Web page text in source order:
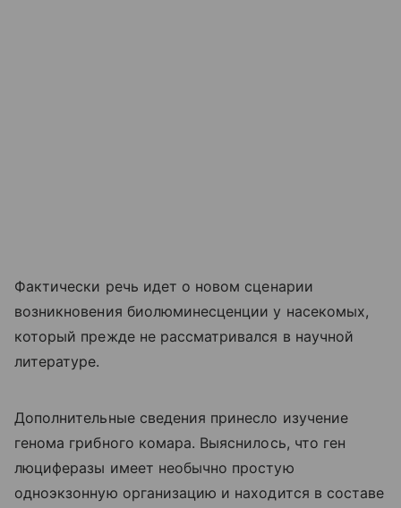
Фактически речь идет о новом сценарии
возникновения биолюминесценции у насекомых,
который прежде не рассматривался в научной
литературе.
Дополнительные сведения принесло изучение
генома грибного комара. Выяснилось, что ген
люциферазы имеет необычно простую
одноэкзонную организацию и находится в составе